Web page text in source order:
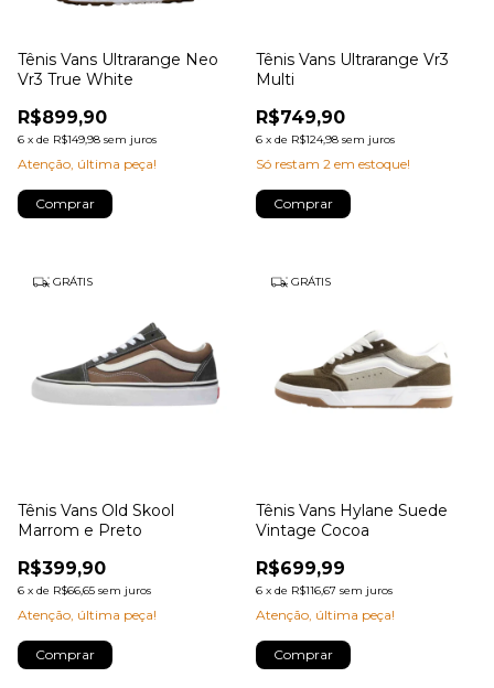
Tênis Vans Ultrarange Neo
Vr3 True White
R$899,90
6 x de R$149,98 sem juros
Atenção, última peça!
Comprar
Tênis Vans Ultrarange Vr3
Multi
R$749,90
6 x de R$124,98 sem juros
Só restam 2 em estoque!
Comprar
GRÁTIS
Tênis Vans Old Skool
Marrom e Preto
R$399,90
6 x de R$66,65 sem juros
Atenção, última peça!
Comprar
GRÁTIS
Tênis Vans Hylane Suede
Vintage Cocoa
R$699,99
6 x de R$116,67 sem juros
Atenção, última peça!
Comprar